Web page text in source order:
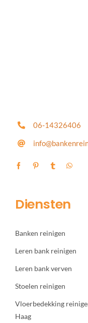
06-14326406
Diensten
Banken reinigen
Leren bank reinigen
Leren bank verven
Stoelen reinigen
Vloerbedekking
Haag